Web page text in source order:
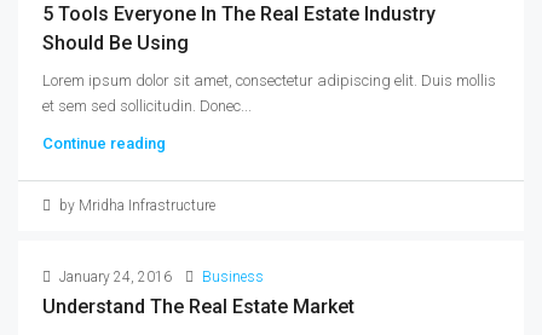
5 Tools Everyone In The Real Estate Industry
Should Be Using
Lorem ipsum dolor sit amet, consectetur adipiscing elit. Duis mollis
et sem sed sollicitudin. Donec...
Continue reading
by Mridha Infrastructure
January 24, 2016 Business
Understand The Real Estate Market